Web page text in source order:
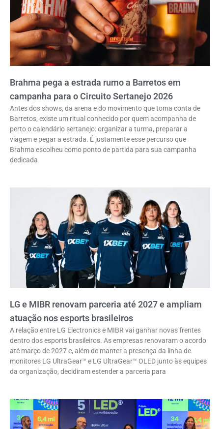
Brahma pega a estrada rumo a Barretos em
campanha para o Circuito Sertanejo 2026
Antes dos shows, da arena e do movimento que toma conta de
Barretos, existe um ritual conhecido por quem acompanha de
perto o calendário sertanejo: organizar a turma, preparar a
viagem e pegar a estrada. É justamente esse percurso que
Brahma escolheu como ponto de partida para sua campanha
dedicada
LG e MIBR renovam parceria até 2027 e ampliam
atuação nos esports brasileiros
A relação entre LG Electronics e MIBR vai ganhar novas frentes
dentro dos esports brasileiros. As empresas renovaram o acordo
até março de 2027 e, além de manter a presença da linha de
monitores LG UltraGear™ e LG UltraGear™ OLED junto às equipes
da organização, decidiram estender a parceria para